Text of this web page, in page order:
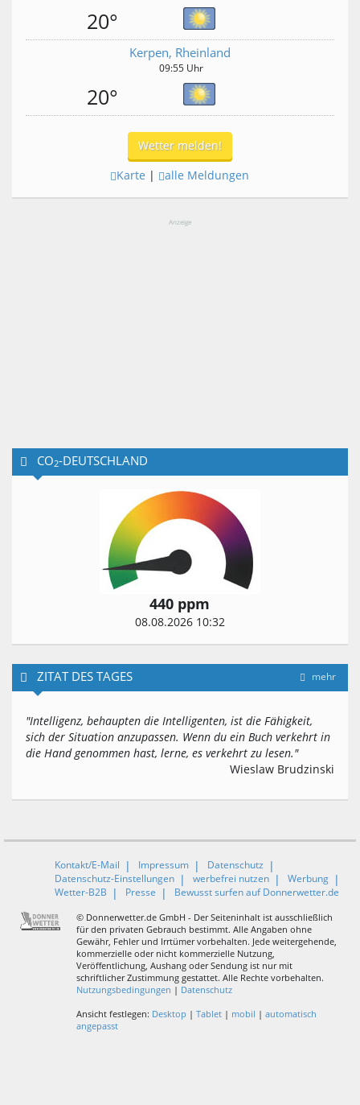
20°
Kerpen, Rheinland
09:55 Uhr
20°
Wetter melden!
Karte | alle Meldungen
Anzeige
CO2-DEUTSCHLAND
440 ppm
08.08.2026 10:32
mehr
ZITAT DES TAGES
"Intelligenz, behaupten die Intelligenten, ist die Fähigkeit,
sich der Situation anzupassen. Wenn du ein Buch verkehrt in
die Hand genommen hast, lerne, es verkehrt zu lesen."
Wieslaw Brudzinski
Kontakt/E-Mail Impressum
Datenschutz
Datenschutz-Einstellungen
werbefrei nutzen
Werbung
Wetter-B2B
Presse Bewusst surfen auf Donnerwetter.de
© Donnerwetter.de GmbH - Der Seiteninhalt ist ausschließlich
für den privaten Gebrauch bestimmt. Alle Angaben ohne
Gewähr, Fehler und Irrtümer vorbehalten. Jede weitergehende,
kommerzielle oder nicht kommerzielle Nutzung,
Veröffentlichung, Aushang oder Sendung ist nur mit
schriftlicher Zustimmung gestattet. Alle Rechte vorbehalten.
Nutzungsbedingungen | Datenschutz
Ansicht festlegen: Desktop | Tablet| mobil | automatisch
angepasst